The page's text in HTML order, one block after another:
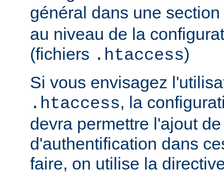
général dans une section
au niveau de la
(fichiers .htaccess)
Si vous envisagez
.htaccess, la
devra permettre l'ajout
d'authentification dans
faire, on utilise la